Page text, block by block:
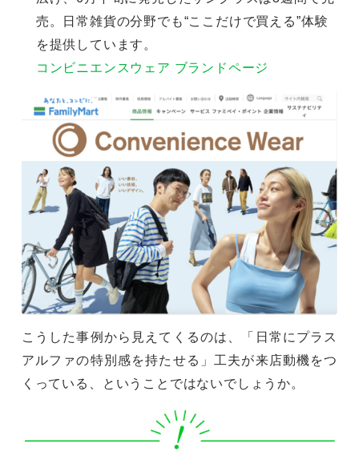
売。日常雑貨の分野でも“ここだけで買える”体験
を提供しています。
コンビニエンスウェア ブランドページ
こうした事例から見えてくるのは、「日常にプラス
アルファの特別感を持たせる」工夫が来店動機をつ
くっている、ということではないでしょうか。